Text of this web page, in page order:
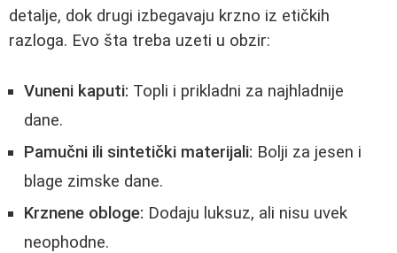
detalje, dok drugi izbegavaju krzno iz etičkih
razloga. Evo šta treba uzeti u obzir:
Vuneni kaputi: Topli i prikladni za najhladnije
dane.
Pamučni ili sintetički materijali: Bolji za jesen i
blage zimske dane.
Krznene obloge: Dodaju luksuz, ali nisu uvek
neophodne.